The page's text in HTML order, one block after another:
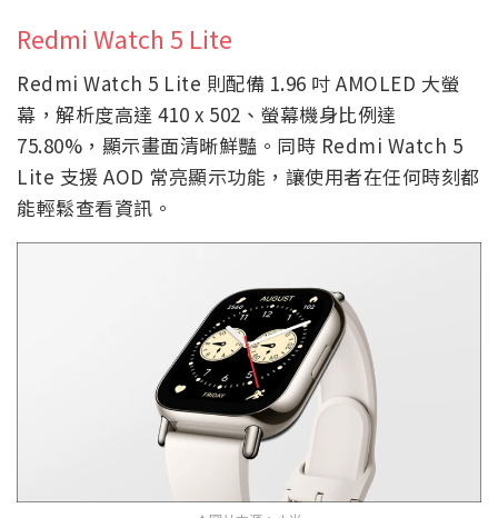
Redmi Watch 5 Lite
Redmi Watch 5 Lite 則配備 1.96 吋 AMOLED 大螢
幕，解析度高達 410 x 502、螢幕機身比例達
75.80%，顯示畫面清晰鮮豔。同時 Redmi Watch 5
Lite 支援 AOD 常亮顯示功能，讓使用者在任何時刻都
能輕鬆查看資訊。